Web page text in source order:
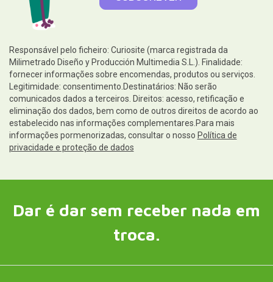
Responsável pelo ficheiro: Curiosite (marca registrada da
Milimetrado Diseño y Producción Multimedia S.L.). Finalidade:
fornecer informações sobre encomendas, produtos ou serviços.
Legitimidade: consentimento.Destinatários: Não serão
comunicados dados a terceiros. Direitos: acesso, retificação e
eliminação dos dados, bem como de outros direitos de acordo ao
estabelecido nas informações complementares.Para mais
informações pormenorizadas, consultar o nosso Política de
privacidade e proteção de dados
Dar é dar sem receber nada em
troca.